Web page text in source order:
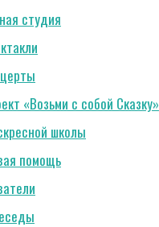
студия
«Возьми с собой Сказку»
школы
помощь